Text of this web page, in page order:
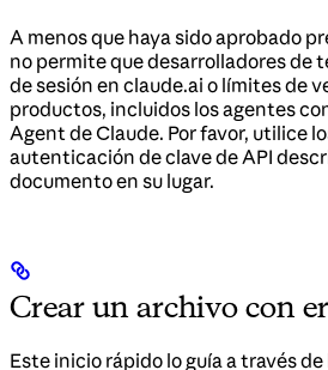
A menos que haya sido aprobado
no permite que desarrolladores de
de sesión en claude.ai o límites de
productos, incluidos los agentes
Agent de Claude. Por favor, utilice
autenticación de clave de API
documento en su lugar.
Crear un archivo con
Este inicio rápido lo guía a través